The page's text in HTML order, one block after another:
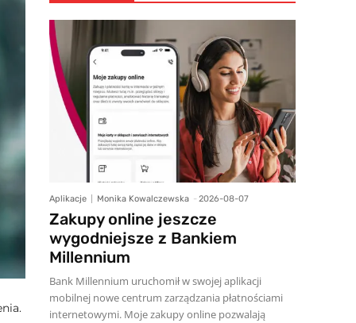
Aplikacje Monika Kowalczewska - 2026-08-07
Zakupy online jeszcze
wygodniejsze z Bankiem
Millennium
Bank Millennium uruchomił w swojej aplikacji
mobilnej nowe centrum zarządzania płatnościami
internetowymi. Moje zakupy online pozwalają